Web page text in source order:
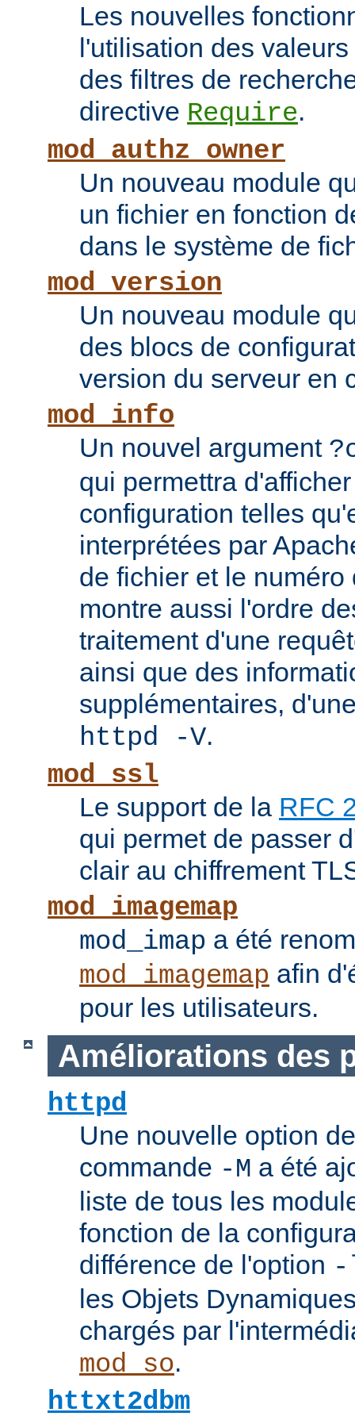
Les nouvelles
l'utilisation des
des filtres de
directive Require.
mod_authz_owner
Un nouveau module
un fichier en fonction
dans le système de
mod_version
Un nouveau module
des blocs de
version du serveur en
mod_info
Un nouvel argument
qui permettra
configuration telles
interprétées par
de fichier et le
montre aussi l'ordre
traitement d'une
ainsi que des
supplémentaires,
httpd -V.
mod_ssl
Le support de la RFC
qui permet de passer
clair au chiffrement
mod_imagemap
mod_imap a été
mod_imagemap afin
pour les utilisateurs.
Améliorations des
httpd
Une nouvelle option
commande -M a été
liste de tous les
fonction de la
différence de l'option
les Objets
chargés par
mod_so.
httxt2dbm